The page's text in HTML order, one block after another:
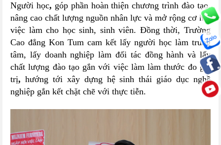
Người học, góp phần hoàn thiện chương trình đào tạo,
nâng cao chất lượng nguồn nhân lực và mở rộng cơ hội
việc làm cho học sinh, sinh viên. Đồng thời, Trường
Cao đẳng Kon Tum cam kết lấy người học làm trung
tâm, lấy doanh nghiệp làm đối tác đồng hành và lấy
chất lượng đào tạo gắn với việc làm làm thước đo giá
trị, hướng tới xây dựng hệ sinh thái giáo dục nghề
nghiệp gắn kết chặt chẽ với thực tiễn.